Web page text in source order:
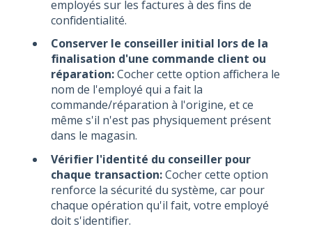
employés sur les factures à des fins de
confidentialité.
Conserver le conseiller initial lors de la
finalisation d'une commande client ou
réparation:Cocher cette option affichera le
nom de l'employé qui a fait la
commande/réparation à l'origine, et ce
même s'il n'est pas physiquement présent
dans le magasin.
Vérifier l'identité du conseiller pour
chaque transaction:Cocher cette option
renforce la sécurité du système, car pour
chaque opération qu'il fait, votre employé
doit s'identifier.